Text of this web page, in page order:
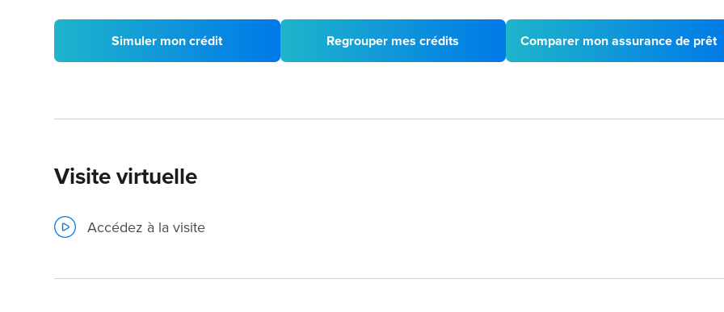
Simuler mon crédit Regrouper mes crédits Comparer mon assurance de prêt
Visite virtuelle
Accédez à la visite